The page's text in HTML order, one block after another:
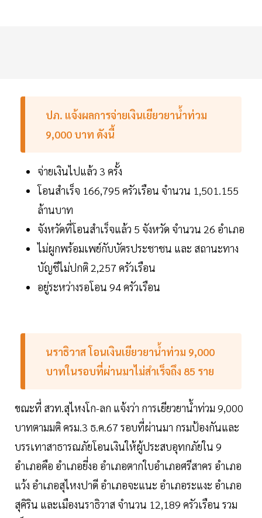
ปภ. แจ้งผลการจ่ายเงินเยียวยาน้ำท่วม
9,000 บาท ดังนี้
จ่ายเงินไปแล้ว 3 ครั้ง
โอนสำเร็จ 166,795 ครัวเรือน จำนวน 1,501.155
ล้านบาท
จังหวัดที่โอนสำเร็จแล้ว 5 จังหวัด จำนวน 26 อำเภอ
ไม่ผูกพร้อมเพย์กับบัตรประชาชน และ สถานะทาง
บัญชีไม่ปกติ 2,257 ครัวเรือน
อยู่ระหว่างรอโอน 94 ครัวเรือน
นราธิวาส โอนเงินเยียวยาน้ำท่วม 9,000
บาทในรอบที่ผ่านมาไม่สำเร็จถึง 85 ราย
ขณะที่ สวท.สุไหงโก-ลก แจ้งว่า การเยียวยาน้ำท่วม 9,000
บาทตามมติ ครม.3 ธ.ค.67 รอบที่ผ่านมา กรมป้องกันและ
บรรเทาสาธารณภัยโอนเงินให้ผู้ประสบอุทกภัยใน 9
อำเภอคือ อำเภอยี่งอ อำเภอตากใบอำเภอศรีสาคร อำเภอ
แว้ง อำเภอสุไหงปาดี อำเภอจะแนะ อำเภอระแงะ อำเภอ
สุคิริน และเมืองนราธิวาส จำนวน 12,189 ครัวเรือน รวม